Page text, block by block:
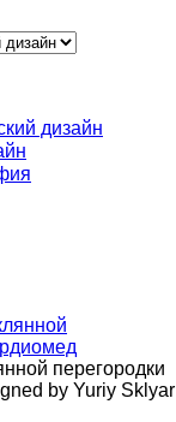
дизайн
перегородки
by Yuriy Sklyar